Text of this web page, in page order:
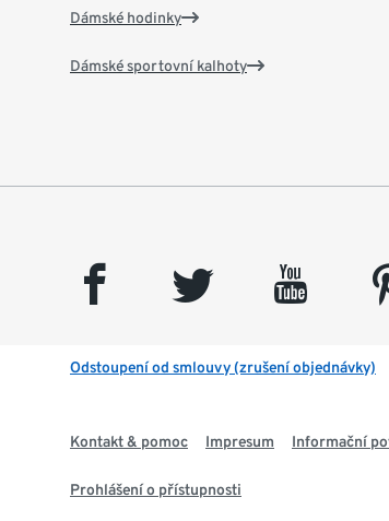
Dámské hodinky
Dámské sportovní kalhoty
facebook twitter youtube
Odstoupení od smlouvy (zrušení objednávky)
Kontakt & pomoc Impresum Informační
Prohlášení o přístupnosti